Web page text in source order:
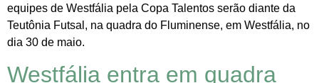
equipes de Westfália pela Copa Talentos serão diante da
Teutônia Futsal, na quadra do Fluminense, em Westfália, no
dia 30 de maio.
Westfália entra em quadra